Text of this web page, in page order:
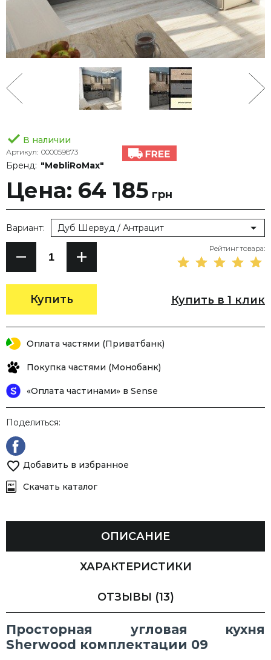
В наличии
Артикул: 000059873
Бренд: "MebliRoMax"
Цена: 64 185 грн
Купить
Вариант: Дуб Шервуд / Антрацит
Рейтинг товара:
Купить в 1 клик
Оплата частями (Приватбанк)
Покупка частями (Монобанк)
«Оплата частинами» в Sense
Поделиться:
Добавить в избранное
Скачать каталог
ОПИСАНИЕ
ХАРАКТЕРИСТИКИ
ОТЗЫВЫ (13)
Просторная угловая кухня
Sherwood комплектации 09